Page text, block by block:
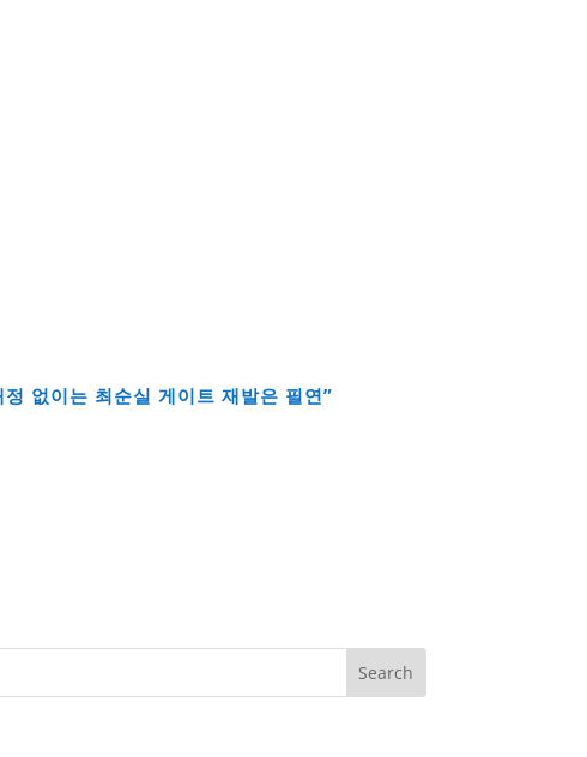
없이는 최순실 게이트 재발은 필연”